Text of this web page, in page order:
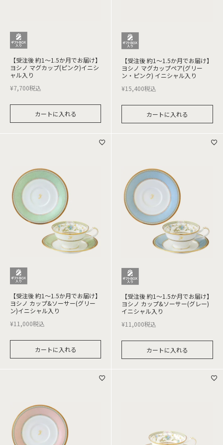
【受注後 約1～1.5か月でお届け】
ヨシノ マグカップ(ピンク)イニシ
ャル入り
¥7,700税込
カートに入れる
【受注後 約1～1.5か月でお届け】
ヨシノ マグカップペア(グリー
ン・ピンク) イニシャル入り
¥15,400税込
カートに入れる
【受注後 約1～1.5か月でお届け】
ヨシノ カップ&ソーサー(グリー
ン)イニシャル入り
¥11,000税込
カートに入れる
【受注後 約1～1.5か月でお届け】
ヨシノ カップ&ソーサー(グレー)
イニシャル入り
¥11,000税込
カートに入れる